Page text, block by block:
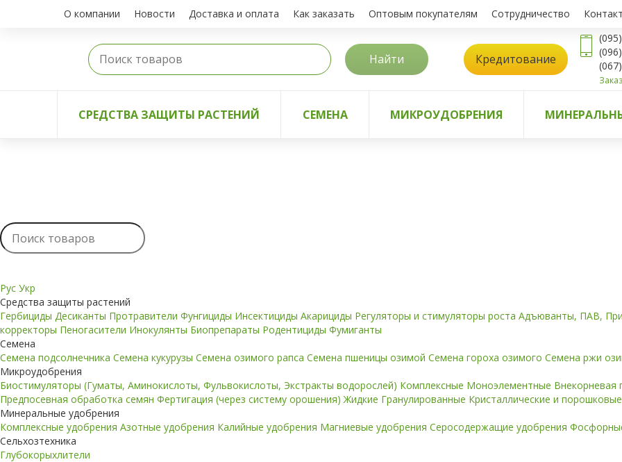
О компании Новости Доставка и оплата Как заказать Оптовым покупателям Сотрудничество
Найти Кредитование
СРЕДСТВА ЗАЩИТЫ РАСТЕНИЙ СЕМЕНА МИКРОУДОБРЕНИЯ
Рус Укр
Средства защиты растений
Гербициды Десиканты Протравители Фунгициды Инсектициды Акарициды Регуляторы и стимуляторы роста Адъюванты, ПАВ,
корректоры Пеногасители Инокулянты Биопрепараты Родентициды Фумиганты
Семена
Семена подсолнечника Семена кукурузы Семена озимого рапса Семена пшеницы озимой Семена гороха озимого Семена ржи
Микроудобрения
Биостимуляторы (Гуматы, Аминокислоты, Фульвокислоты, Экстракты водорослей) Комплексные Моноэлементные Внекорневая
Предпосевная обработка семян Фертигация (через систему орошения)Жидкие Гранулированные Кристаллические и порошковые
Минеральные удобрения
Комплексные удобрения Азотные удобрения Калийные удобрения Магниевые удобрения Серосодержащие удобрения
Сельхозтехника
Глубокорыхлители